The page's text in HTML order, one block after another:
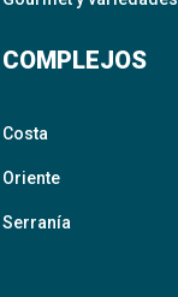
COMPLEJOS
Costa
Oriente
Serranía